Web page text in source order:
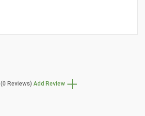
(0 Reviews) Add Review